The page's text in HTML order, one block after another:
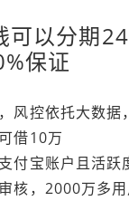
可以分期
保证
风控依托大数据
借10万
付宝账户且活跃
核，2000万多